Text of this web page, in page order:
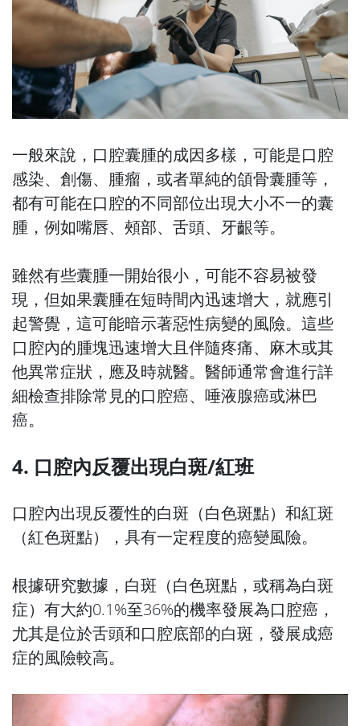
一般來說，口腔囊腫的成因多樣，可能是口腔
感染、創傷、腫瘤，或者單純的頜骨囊腫等，
都有可能在口腔的不同部位出現大小不一的囊
腫，例如嘴唇、頰部、舌頭、牙齦等。
雖然有些囊腫一開始很小，可能不容易被發
現，但如果囊腫在短時間內迅速增大，就應引
起警覺，這可能暗示著惡性病變的風險。這些
口腔內的腫塊迅速增大且伴隨疼痛、麻木或其
他異常症狀，應及時就醫。醫師通常會進行詳
細檢查排除常見的口腔癌、唾液腺癌或淋巴
癌。
4. 口腔內反覆出現白斑/紅班
口腔內出現反覆性的白斑（白色斑點）和紅斑
（紅色斑點），具有一定程度的癌變風險。
根據研究數據，白斑（白色斑點，或稱為白斑
症）有大約0.1%至36%的機率發展為口腔癌，
尤其是位於舌頭和口腔底部的白斑，發展成癌
症的風險較高。